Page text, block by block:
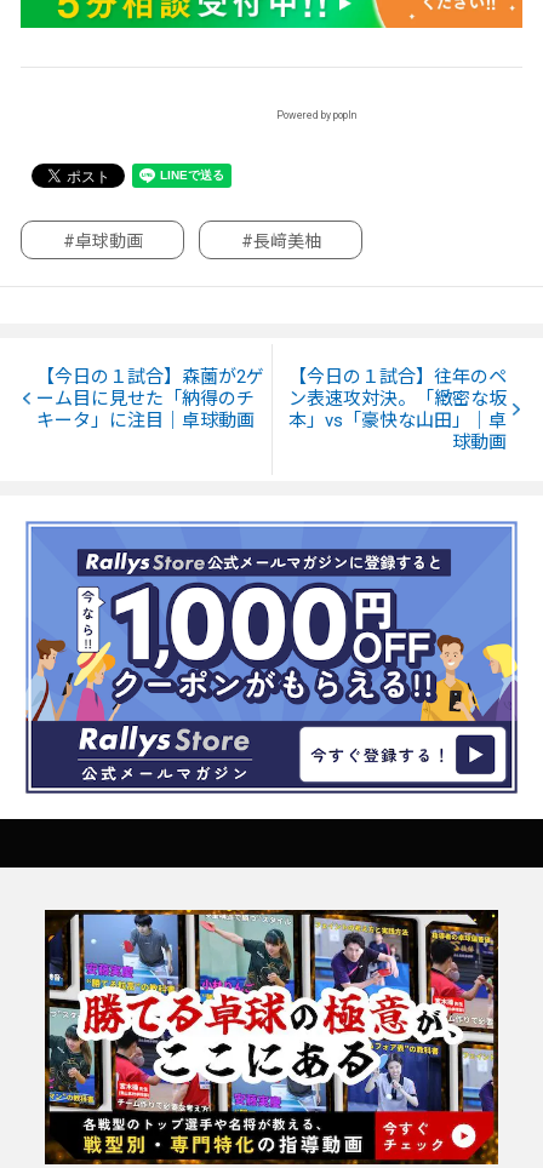
Powered by popIn
#卓球動画 #長﨑美柚
【今日の１試合】森薗が2ゲ
ーム目に見せた「納得のチ
キータ」に注目｜卓球動画
【今日の１試合】往年のペ
ン表速攻対決。「緻密な坂
本」vs「豪快な山田」｜卓
球動画